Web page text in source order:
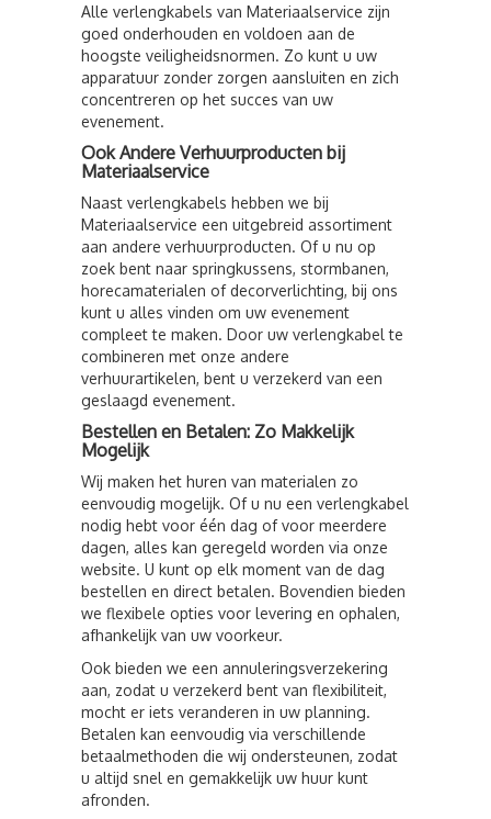
Alle verlengkabels van Materiaalservice zijn
goed onderhouden en voldoen aan de
hoogste veiligheidsnormen. Zo kunt u uw
apparatuur zonder zorgen aansluiten en zich
concentreren op het succes van uw
evenement.
Ook Andere Verhuurproducten bij
Materiaalservice
Naast verlengkabels hebben we bij
Materiaalservice een uitgebreid assortiment
aan andere verhuurproducten. Of u nu op
zoek bent naar springkussens, stormbanen,
horecamaterialen of decorverlichting, bij ons
kunt u alles vinden om uw evenement
compleet te maken. Door uw verlengkabel te
combineren met onze andere
verhuurartikelen, bent u verzekerd van een
geslaagd evenement.
Bestellen en Betalen: Zo Makkelijk
Mogelijk
Wij maken het huren van materialen zo
eenvoudig mogelijk. Of u nu een verlengkabel
nodig hebt voor één dag of voor meerdere
dagen, alles kan geregeld worden via onze
website. U kunt op elk moment van de dag
bestellen en direct betalen. Bovendien bieden
we flexibele opties voor levering en ophalen,
afhankelijk van uw voorkeur.
Ook bieden we een annuleringsverzekering
aan, zodat u verzekerd bent van flexibiliteit,
mocht er iets veranderen in uw planning.
Betalen kan eenvoudig via verschillende
betaalmethoden die wij ondersteunen, zodat
u altijd snel en gemakkelijk uw huur kunt
afronden.